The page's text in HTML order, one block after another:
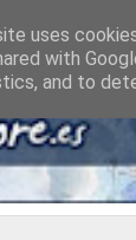
uses
with
and to